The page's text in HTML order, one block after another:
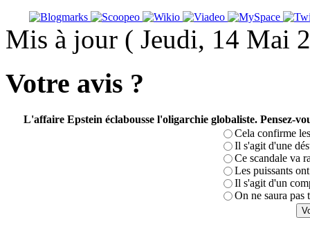
Mis à jour ( Jeudi, 14 Mai
Votre avis ?
L'affaire Epstein éclabousse l'oligarchie globaliste. Pensez-
Cela confirme
Il s'agit d'une
Ce scandale va
Les puissants
Il s'agit d'un
On ne saura pas